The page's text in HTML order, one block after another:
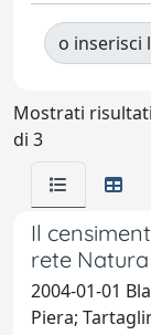
o inserisci
Mostrati
di 3
Il
rete
2004-01-01
Piera;